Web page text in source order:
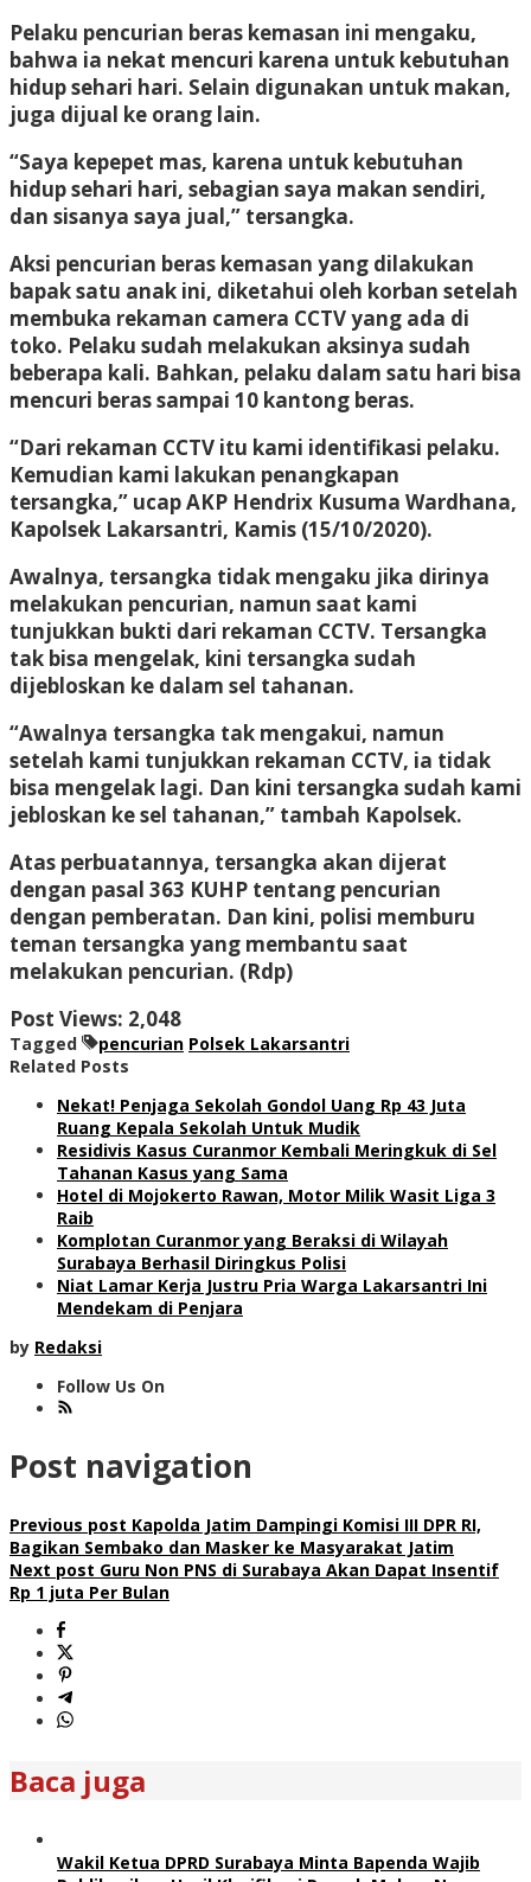
Pelaku pencurian beras kemasan ini mengaku,
bahwa ia nekat mencuri karena untuk kebutuhan
hidup sehari hari. Selain digunakan untuk makan,
juga dijual ke orang lain.
“Saya kepepet mas, karena untuk kebutuhan
hidup sehari hari, sebagian saya makan sendiri,
dan sisanya saya jual,” tersangka.
Aksi pencurian beras kemasan yang dilakukan
bapak satu anak ini, diketahui oleh korban setelah
membuka rekaman camera CCTV yang ada di
toko. Pelaku sudah melakukan aksinya sudah
beberapa kali. Bahkan, pelaku dalam satu hari bisa
mencuri beras sampai 10 kantong beras.
“Dari rekaman CCTV itu kami identifikasi pelaku.
Kemudian kami lakukan penangkapan
tersangka,” ucap AKP Hendrix Kusuma Wardhana,
Kapolsek Lakarsantri, Kamis (15/10/2020).
Awalnya, tersangka tidak mengaku jika dirinya
melakukan pencurian, namun saat kami
tunjukkan bukti dari rekaman CCTV. Tersangka
tak bisa mengelak, kini tersangka sudah
dijebloskan ke dalam sel tahanan.
“Awalnya tersangka tak mengakui, namun
setelah kami tunjukkan rekaman CCTV, ia tidak
bisa mengelak lagi. Dan kini tersangka sudah kami
jebloskan ke sel tahanan,” tambah Kapolsek.
Atas perbuatannya, tersangka akan dijerat
dengan pasal 363 KUHP tentang pencurian
dengan pemberatan. Dan kini, polisi memburu
teman tersangka yang membantu saat
melakukan pencurian. (Rdp)
Post Views: 2,048
Tagged pencurian Polsek Lakarsantri
Related Posts
Nekat! Penjaga Sekolah Gondol Uang Rp 43 Juta
Ruang Kepala Sekolah Untuk Mudik
Residivis Kasus Curanmor Kembali Meringkuk di Sel
Tahanan Kasus yang Sama
Hotel di Mojokerto Rawan, Motor Milik Wasit Liga 3
Raib
Komplotan Curanmor yang Beraksi di Wilayah
Surabaya Berhasil Diringkus Polisi
Niat Lamar Kerja Justru Pria Warga Lakarsantri Ini
Mendekam di Penjara
by Redaksi
Follow Us On
Post navigation
Previous post Kapolda Jatim Dampingi Komisi III DPR RI,
Bagikan Sembako dan Masker ke Masyarakat Jatim
Next post Guru Non PNS di Surabaya Akan Dapat Insentif
Rp 1 juta Per Bulan
Baca juga
Wakil Ketua DPRD Surabaya Minta Bapenda Wajib